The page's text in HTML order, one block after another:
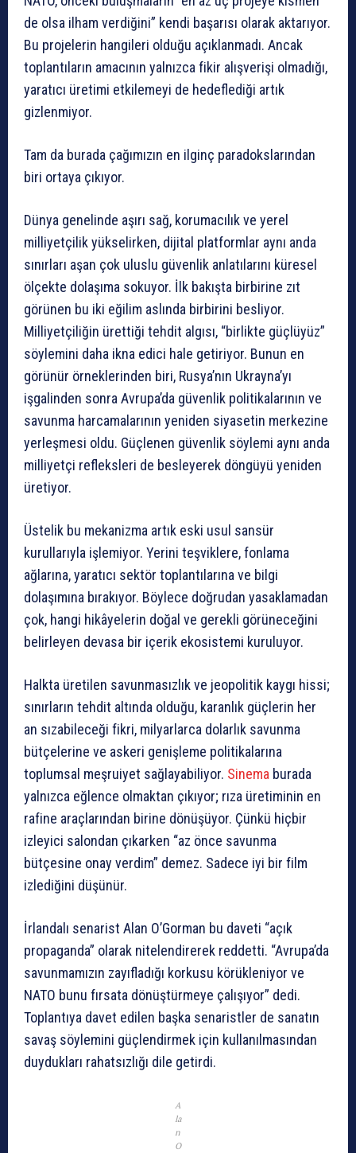
de olsa ilham verdiğini” kendi başarısı olarak aktarıyor.
Bu projelerin hangileri olduğu açıklanmadı. Ancak
toplantıların amacının yalnızca fikir alışverişi olmadığı,
yaratıcı üretimi etkilemeyi de hedeflediği artık
gizlenmiyor.
Tam da burada çağımızın en ilginç paradokslarından
biri ortaya çıkıyor.
Dünya genelinde aşırı sağ, korumacılık ve yerel
milliyetçilik yükselirken, dijital platformlar aynı anda
sınırları aşan çok uluslu güvenlik anlatılarını küresel
ölçekte dolaşıma sokuyor. İlk bakışta birbirine zıt
görünen bu iki eğilim aslında birbirini besliyor.
Milliyetçiliğin ürettiği tehdit algısı, “birlikte güçlüyüz”
söylemini daha ikna edici hale getiriyor. Bunun en
görünür örneklerinden biri, Rusya’nın Ukrayna’yı
işgalinden sonra Avrupa’da güvenlik politikalarının ve
savunma harcamalarının yeniden siyasetin merkezine
yerleşmesi oldu. Güçlenen güvenlik söylemi aynı anda
milliyetçi refleksleri de besleyerek döngüyü yeniden
üretiyor.
Üstelik bu mekanizma artık eski usul sansür
kurullarıyla işlemiyor. Yerini teşviklere, fonlama
ağlarına, yaratıcı sektör toplantılarına ve bilgi
dolaşımına bırakıyor. Böylece doğrudan yasaklamadan
çok, hangi hikâyelerin doğal ve gerekli görüneceğini
belirleyen devasa bir içerik ekosistemi kuruluyor.
Halkta üretilen savunmasızlık ve jeopolitik kaygı hissi;
sınırların tehdit altında olduğu, karanlık güçlerin her
an sızabileceği fikri, milyarlarca dolarlık savunma
bütçelerine ve askeri genişleme politikalarına
toplumsal meşruiyet sağlayabiliyor. Sinema burada
yalnızca eğlence olmaktan çıkıyor; rıza üretiminin en
rafine araçlarından birine dönüşüyor. Çünkü hiçbir
izleyici salondan çıkarken “az önce savunma
bütçesine onay verdim” demez. Sadece iyi bir film
izlediğini düşünür.
İrlandalı senarist Alan O’Gorman bu daveti “açık
propaganda” olarak nitelendirerek reddetti. “Avrupa’da
savunmamızın zayıfladığı korkusu körükleniyor ve
NATO bunu fırsata dönüştürmeye çalışıyor” dedi.
Toplantıya davet edilen başka senaristler de sanatın
savaş söylemini güçlendirmek için kullanılmasından
duydukları rahatsızlığı dile getirdi.
A
la
n
O